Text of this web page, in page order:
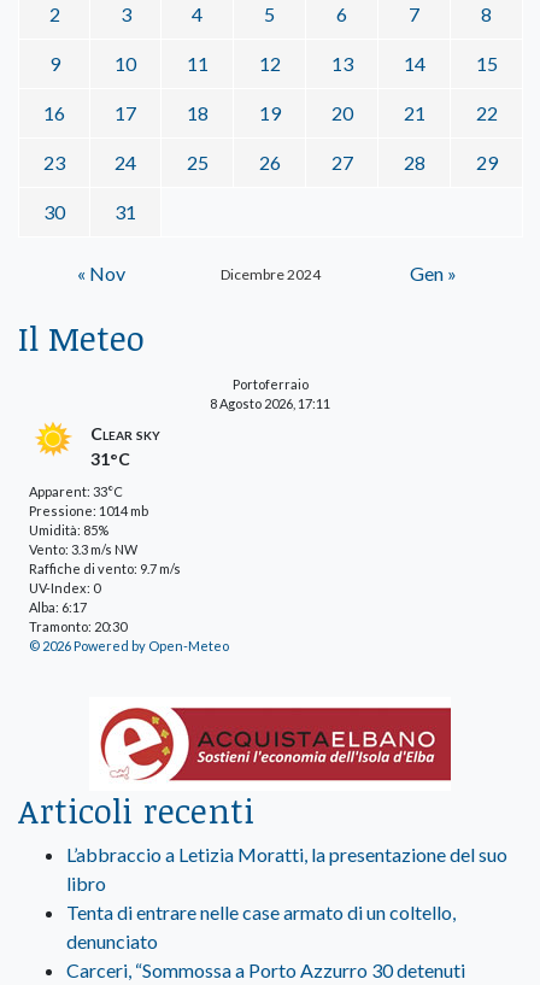
Dicembre 2024
2 3 4 5 6 7 8
9 10 11 12 13 14 15
16 17 18 19 20 21 22
23 24 25 26 27 28 29
30 31
« Nov Gen »
Il Meteo
Portoferraio
8 Agosto 2026, 17:11
Clear sky
31°C
Apparent: 33°C
Pressione: 1014 mb
Umidità: 85%
Vento: 3.3 m/s NW
Raffiche di vento: 9.7 m/s
UV-Index: 0
Alba: 6:17
Tramonto: 20:30
© 2026 Powered by Open-Meteo
Articoli recenti
L’abbraccio a Letizia Moratti, la presentazione del suo
libro
Tenta di entrare nelle case armato di un coltello,
denunciato
Carceri, “Sommossa a Porto Azzurro 30 detenuti